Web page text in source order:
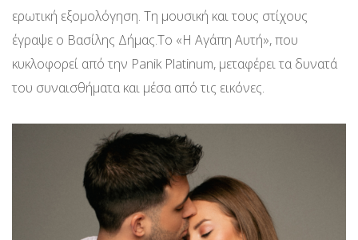
ερωτική εξομολόγηση. Τη μουσική και τους στίχους
έγραψε ο Βασίλης Δήμας.Το «Η Αγάπη Αυτή», που
κυκλοφορεί από την Panik Platinum, μεταφέρει τα δυνατά
του συναισθήματα και μέσα από τις εικόνες.